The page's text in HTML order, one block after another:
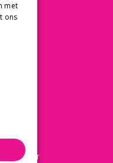
achter
met
ons